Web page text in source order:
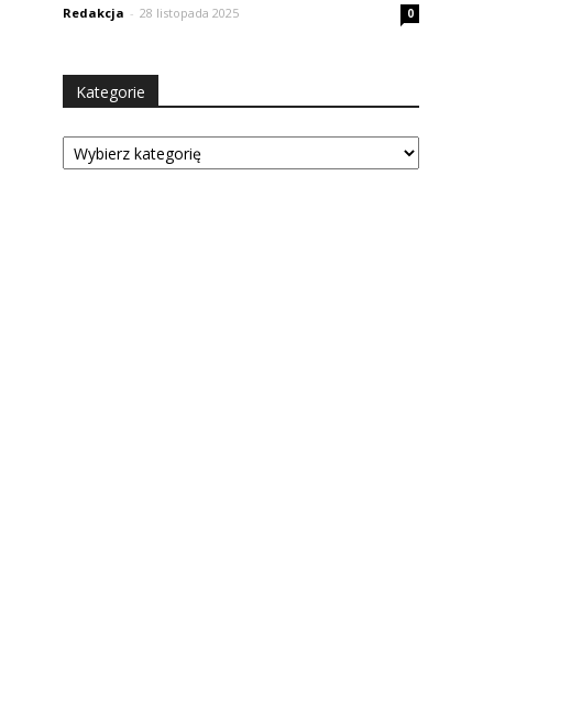
Redakcja - 28 listopada 2025 0
Kategorie
Kategorie